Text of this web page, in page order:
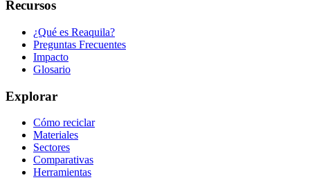
Recursos
¿Qué es Reaquila?
Preguntas Frecuentes
Impacto
Glosario
Explorar
Cómo reciclar
Materiales
Sectores
Comparativas
Herramientas